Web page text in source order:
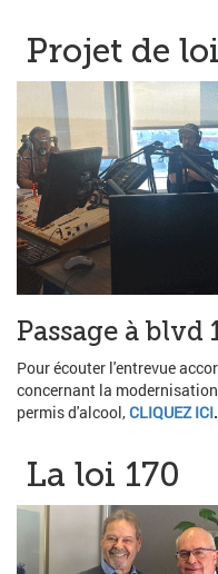
Projet de
Passage à blvd
Pour écouter l'entrevue
concernant la
permis d'alcool,CLIQUEZ ICI.
La loi 170